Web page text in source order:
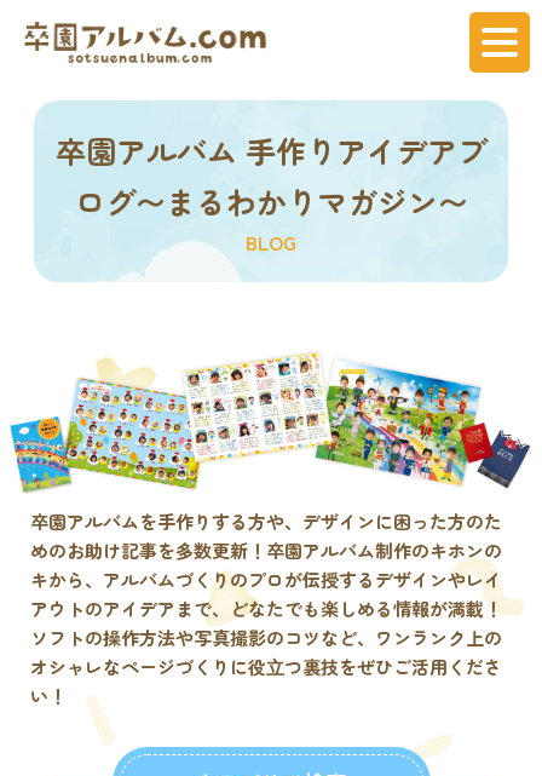
卒園アルバム 手作りアイデアブ
ログ〜まるわかりマガジン〜
BLOG
卒園アルバムを手作りする方や、デザインに困った方のた
めのお助け記事を多数更新！卒園アルバム制作のキホンの
キから、アルバムづくりのプロが伝授するデザインやレイ
アウトのアイデアまで、どなたでも楽しめる情報が満載！
ソフトの操作方法や写真撮影のコツなど、ワンランク上の
オシャレなページづくりに役⽴つ裏技をぜひご活用くださ
い！